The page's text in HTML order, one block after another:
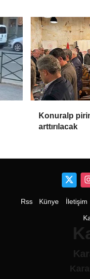
Konuralp
arttırılacak
Rss Künye İletişim